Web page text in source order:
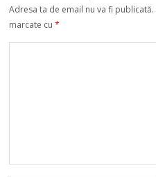
Adresa ta de email nu va fi publicată.
marcate cu*